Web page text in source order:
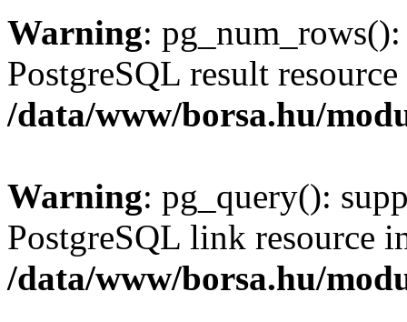
Warning:
PostgreSQL result
/data/www/borsa.hu/
Warning: pg_query():
PostgreSQL link resource
/data/www/borsa.hu/